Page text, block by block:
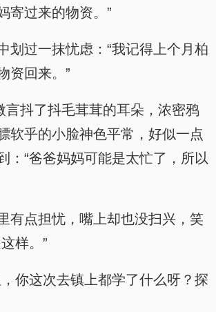
寄过来的物资。”
划过一抹忧虑：“我记得上个月柏
资回来。”
言抖了抖毛茸茸的耳朵，浓密鸦
软乎的小脸神色平常，好似一点
：“爸爸妈妈可能是太忙了，所以
有点担忧，嘴上却也没扫兴，笑
样。”
你这次去镇上都学了什么呀？探